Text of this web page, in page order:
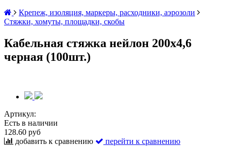
Крепеж, изоляция, маркеры, расходники, аэрозоли
Стяжки, хомуты, площадки, скобы
Кабельная стяжка нейлон 200х4,6
черная (100шт.)
Артикул:
Есть в наличии
128.60 руб
добавить к сравнению
перейти к сравнению